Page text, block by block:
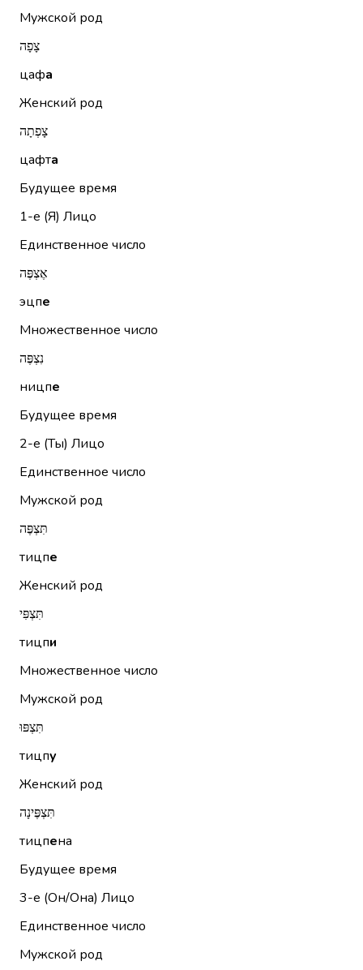
Мужской род
צָפָה
цафа
Женский род
צָפְתָה
цафта
Будущее время
1-е (Я) Лицо
Единственное число
אֶצְפֶּה
эцпе
Множественное число
נִצְפֶּה
ницпе
Будущее время
2-е (Ты) Лицо
Единственное число
Мужской род
תִּצְפֶּה
тицпе
Женский род
תִּצְפִּי
тицпи
Множественное число
Мужской род
תִּצְפּוּ
тицпу
Женский род
תִּצְפֶּינָה
тицпена
Будущее время
3-е (Он/Она) Лицо
Единственное число
Мужской род